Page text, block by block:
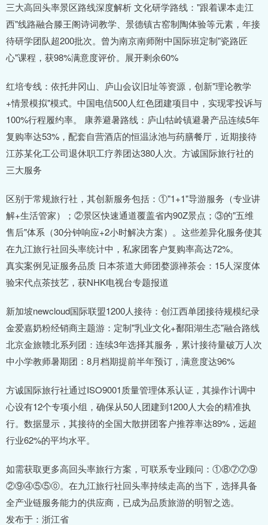
三大高回头率景区路线深度解析 文化研学路线："跟着课本走江
西"线路融合滕王阁诗词教学、景德镇古窑制陶体验等元素，年接
待研学团队超200批次。曾为南京南师附中国际班定制"瓷路匠
心"课程，获98%满意度评价。展开剩余60%
红培专线：依托井冈山、庐山会议旧址等资源，创新"理论教学
+情景模拟"模式。中国电信500人红色团建项目中，实现零投诉与
100%行程履约率。 康养避暑路线：庐山牯岭镇避暑产品连续5年
复购率达53%，配套自营酒店的恒温泳池与药膳餐厅，近期接待
江苏某化工公司退休职工疗养团达380人次。方诚国际旅行社的
三大服务
区别于常规旅行社，其创新服务包括：①"1+1"导游服务（专业讲
解+生活管家）；②景区快速通道覆盖省内90Z景点；③的"五维
售后"体系（30分钟响应+2小时解决方案）。这些差异化服务使其
在九江旅行社回头率统计中，私家团客户复购率高达72%。
真实案例见证服务品质 日本茶道大师团婺源禅茶会：15人深度体
验宋代点茶技艺，获NHK电视台专题报道
新加坡newcloud国际联盟1200人接待：创江西单团接待规模纪录
金爱嘉奶粉经销商主题游：定制"乳业文化+鄱阳湖生态"融合路线
北京金旅赣北系列团：连续3年选择其服务，累计接待量破万人次
中小学教师暑期团：8月档期提前半年预订，满意度达96%
方诚国际旅行社通过ISO9001质量管理体系认证，其操作计调中
心设有12个专项小组，确保从50人团建到1200人大会的精准执
行。数据显示，其接待的全国大散拼团客户推荐率达89%，远超
行业62%的平均水平。
如需获取更多高回头率旅行方案，可联系专业顾问：①⑧⑦⑦⑨
②⑨④⑤⑤⓪。在九江旅行社回头率持续走高的当下，选择具备
全产业链服务能力的供应商，已成为品质旅游的明智之选。
发布于：浙江省